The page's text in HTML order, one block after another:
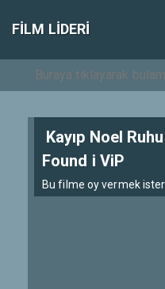
FILM LIDERI
Kayıp Noel
Found i ViP
Bu filme oy vermek